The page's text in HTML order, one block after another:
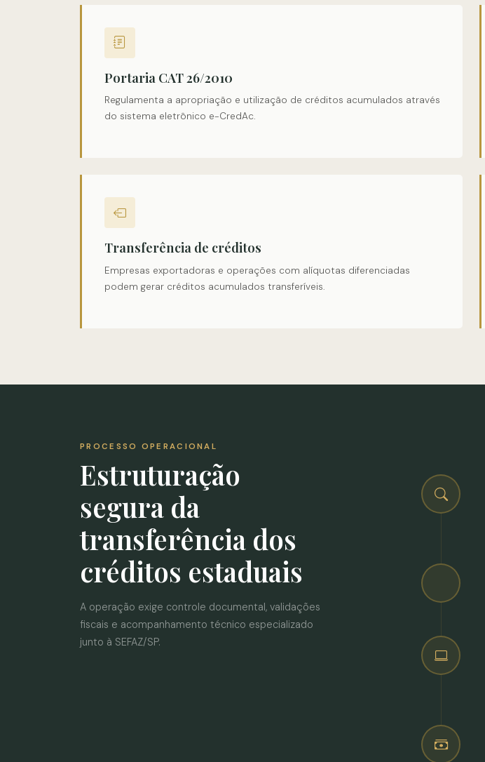
Portaria CAT 26/2010
Regulamenta a apropriação e utilização de créditos acumulados através
do sistema eletrônico e-CredAc.
Transferência de créditos
Empresas exportadoras e operações com alíquotas diferenciadas
podem gerar créditos acumulados transferíveis.
PROCESSO OPERACIONAL
Estruturação
segura da
transferência dos
créditos estaduais
A operação exige controle documental, validações
fiscais e acompanhamento técnico especializado
junto à SEFAZ/SP.